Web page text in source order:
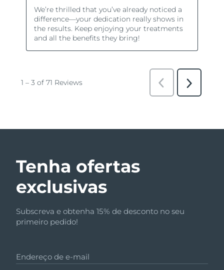
Tenha ofertas
exclusivas
Subscreva e obtenha 15% de desconto no seu
primeiro pedido!
Endereço de e-mail